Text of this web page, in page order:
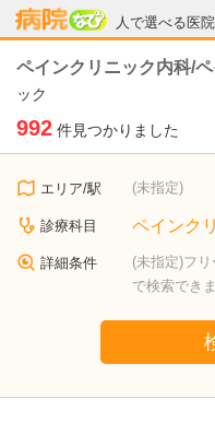
人で選べる医
病院なび
ペインクリニック内科/
ック
992 件見つかりました
エリア/駅 (未指定)
診療科目 ペインク
詳細条件
(未指定)フ
で検索でき